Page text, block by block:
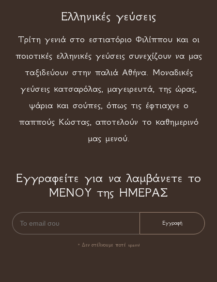
Ελληνικές γεύσεις
Τρίτη γενιά στο εστιατόριο Φιλίππου και οι
ποιοτικές ελληνικές γεύσεις συνεχίζουν να μας
ταξιδεύουν στην παλιά Αθήνα. Μοναδικές
γεύσεις κατσαρόλας, μαγειρευτά, της ώρας,
ψάρια και σούπες, όπως τις έφτιαχνε ο
παππούς Κώστας, αποτελούν το καθημερινό
μας μενού.
Εγγραφείτε για να λαμβάνετε το
ΜΕΝΟΥ της ΗΜΕΡΑΣ
* Δεν στέλνουμε ποτέ spam!